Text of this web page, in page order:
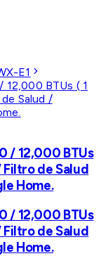
E1
/ 12,000 BTUs
Filtro de Salud
Home.
/ 12,000 BTUs
Filtro de Salud
Home.